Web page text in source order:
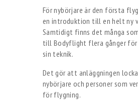
För nybörjare är den första
en introduktion till en helt ny
Samtidigt finns det många
till Bodyflight flera gånger
sin teknik.
Det gör att anläggningen
nybörjare och personer som
för flygning.